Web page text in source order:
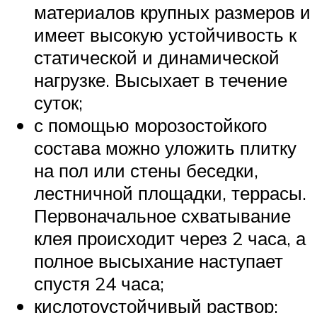
материалов крупных размеров и
имеет высокую устойчивость к
статической и динамической
нагрузке. Высыхает в течение
суток;
с помощью морозостойкого
состава можно уложить плитку
на пол или стены беседки,
лестничной площадки, террасы.
Первоначальное схватывание
клея происходит через 2 часа, а
полное высыхание наступает
спустя 24 часа;
кислотоустойчивый раствор: